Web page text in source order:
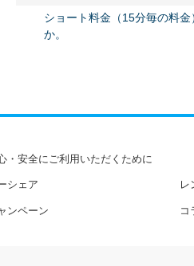
ショート料金（15分毎の料
か。
・安全にご利用いただくために
シェア レ
ンペーン コ